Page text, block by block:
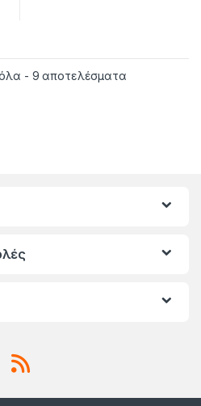
- 9 αποτελέσματαSorted by